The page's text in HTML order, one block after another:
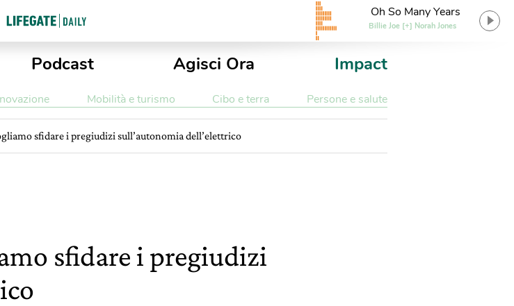
Oh So Many Years
Billie Joe [+] Norah Jones
Podcast Agisci Ora Impact
Mobilità e turismo Cibo e terra Persone e salute
sfidare i pregiudizi sull’autonomia dell’elettrico
sfidare i pregiudizi